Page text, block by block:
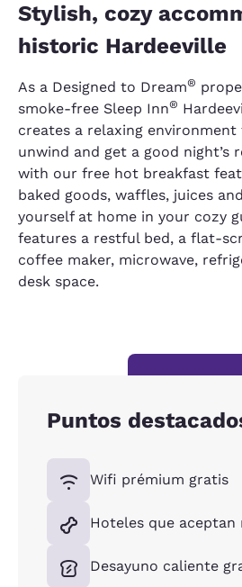
Stylish, cozy
historic Hardeeville
As a Designed to Dream®
smoke-free Sleep Inn®
creates a relaxing
unwind and get a good night’s
with our free hot breakfast
baked goods, waffles, juices
yourself at home in your cozy
features a restful bed, a flat-
coffee maker, microwave,
desk space.
Puntos
Wifi prémium gratis
Hoteles que aceptan
Desayuno caliente